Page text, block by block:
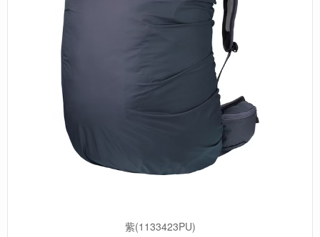
紫(1133423PU)